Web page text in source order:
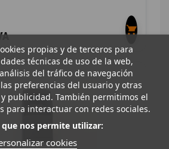
propias y de terceros para
técnicas de uso de la web,
del tráfico de navegación
preferencias del usuario y otras
publicidad. También permitimos el
para interactuar con redes sociales.
nos permite utilizar:
cookies